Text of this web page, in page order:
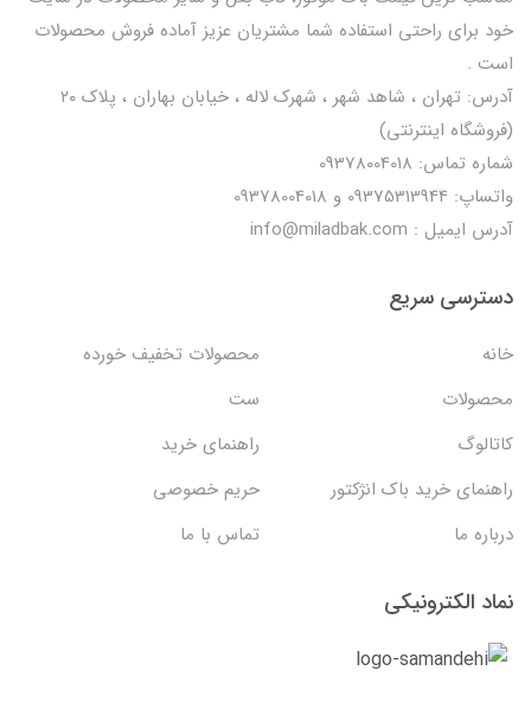
خود برای راحتی استفاده شما مشتریان عزیز آماده فروش محصولات
است .
آدرس: تهران ، شاهد شهر ، شهرک لاله ، خیابان بهاران ، پلاک ۲۰
(فروشگاه اینترنتی)
شماره تماس: 09378004018
واتساپ: 09375313944 و 09378004018
آدرس ایمیل : info@miladbak.com
دسترسی سریع
خانه
محصولات تخفیف خورده
محصولات
ست
کاتالوگ
راهنمای خرید
راهنمای خرید باک انژکتور
حریم خصوصی
درباره ما
تماس با ما
نماد الکترونیکی